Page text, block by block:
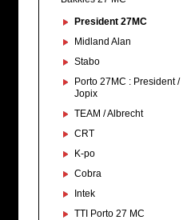
President 27MC
Midland Alan
Stabo
Porto 27MC : President /
Jopix
TEAM / Albrecht
CRT
K-po
Cobra
Intek
TTI Porto 27 MC